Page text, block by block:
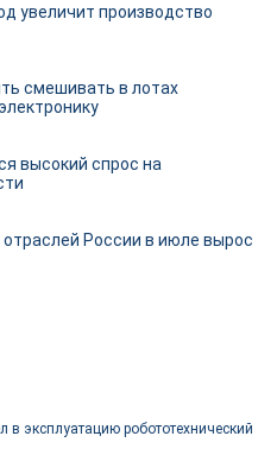
увеличит производство
смешивать в лотах
высокий спрос на
России в июле вырос
эксплуатацию робототехнический